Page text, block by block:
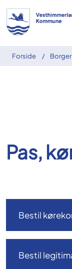
Forside Borger
Pas,
Bestil
Bestil